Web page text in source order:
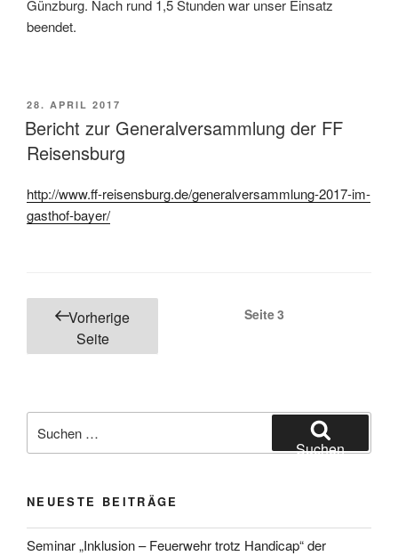
Günzburg. Nach rund 1,5 Stunden war unser Einsatz
beendet.
VERÖFFENTLICHT
AM
28. APRIL 2017
Bericht zur Generalversammlung der FF
Reisensburg
http://www.ff-reisensburg.de/generalversammlung-2017-im-
gasthof-bayer/
Seitennummerierung
Beiträge
Vorherige
Seite
Seite3
nach:
Suchen
NEUESTE BEITRÄGE
Seminar „Inklusion – Feuerwehr trotz Handicap“ der